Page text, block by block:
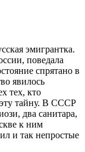
эмигрантка.
поведала
спрятано в
явилось
тех, кто
тайну. В СССР
два санитара,
к ним
и так непростые